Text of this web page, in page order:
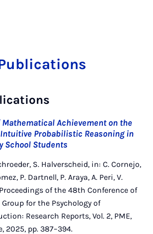
Achievement on the
Probabilistic Reasoning in
School Students
S. Halverscheid, in: C. Cornejo,
P. Dartnell, P. Araya, A. Peri, V.
of the 48th Conference of
for the Psychology of
Research Reports, Vol. 2, PME,
2025, pp. 387–394.